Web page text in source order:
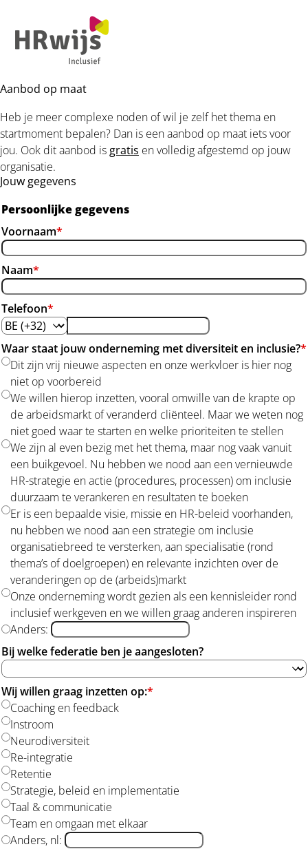
Aanbod op maat
Heb je meer complexe noden of wil je zelf het thema en
startmoment bepalen? Dan is een aanbod op maat iets voor
jou. Ook dit aanbod is gratis en volledig afgestemd op jouw
organisatie.
Jouw gegevens
Persoonlijke gegevens
Voornaam*
Naam*
Telefoon*
Waar staat jouw onderneming met diversiteit en inclusie?*
Dit zijn vrij nieuwe aspecten en onze werkvloer is hier nog
niet op voorbereid
We willen hierop inzetten, vooral omwille van de krapte op
de arbeidsmarkt of veranderd cliënteel. Maar we weten nog
niet goed waar te starten en welke prioriteiten te stellen
We zijn al even bezig met het thema, maar nog vaak vanuit
een buikgevoel. Nu hebben we nood aan een vernieuwde
HR-strategie en actie (procedures, processen) om inclusie
duurzaam te verankeren en resultaten te boeken
Er is een bepaalde visie, missie en HR-beleid voorhanden,
nu hebben we nood aan een strategie om inclusie
organisatiebreed te versterken, aan specialisatie (rond
thema’s of doelgroepen) en relevante inzichten over de
veranderingen op de (arbeids)markt
Onze onderneming wordt gezien als een kennisleider rond
inclusief werkgeven en we willen graag anderen inspireren
Anders:
Bij welke federatie ben je aangesloten?
Wij willen graag inzetten op:*
Coaching en feedback
Instroom
Neurodiversiteit
Re-integratie
Retentie
Strategie, beleid en implementatie
Taal & communicatie
Team en omgaan met elkaar
Anders, nl: